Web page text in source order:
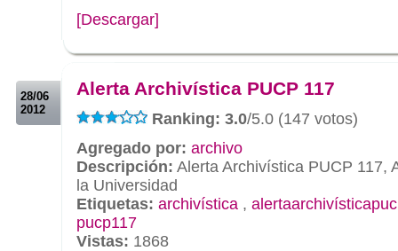
[Descargar]
28/06
2012
Alerta Archivística PUCP 117
Ranking: 3.0/5.0 (147 votos)
Agregado por: archivo
Descripción: Alerta Archivística PUCP 117,
la Universidad
Etiquetas: archivística ,
pucp117
Vistas: 1868